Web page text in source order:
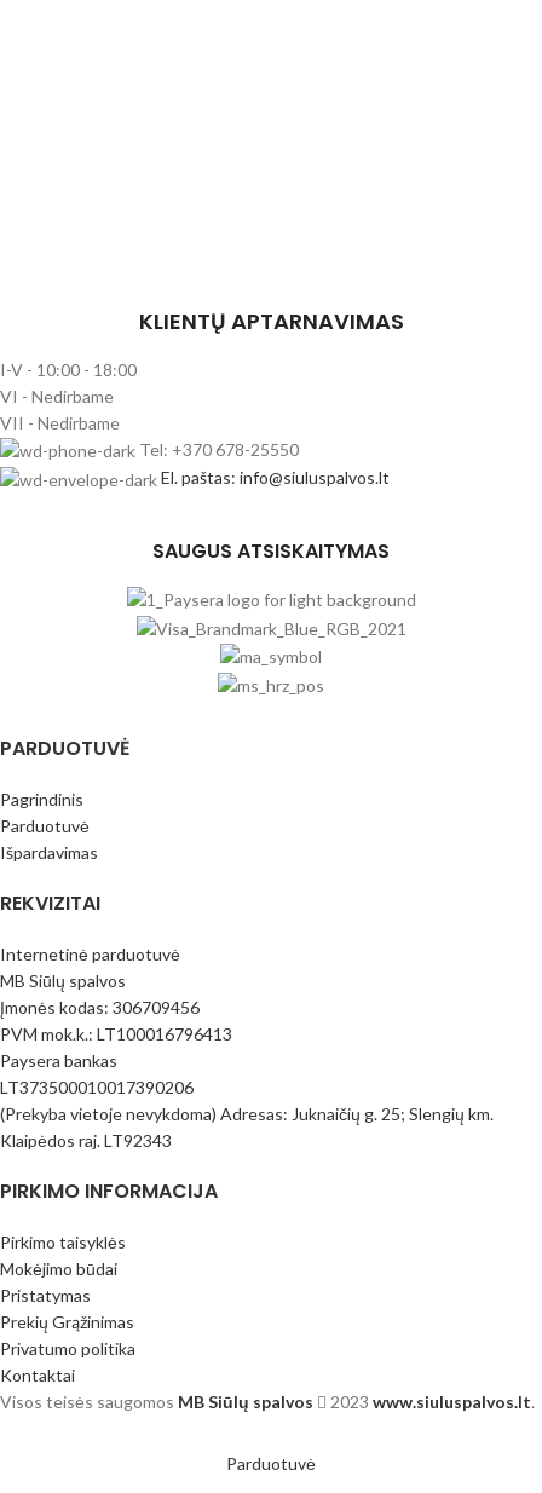
KLIENTŲ APTARNAVIMAS
I-V - 10:00 - 18:00
VI - Nedirbame
VII - Nedirbame
Tel: +370 678-25550
El. paštas: info@siuluspalvos.lt
SAUGUS ATSISKAITYMAS
PARDUOTUVĖ
Pagrindinis
Parduotuvė
Išpardavimas
REKVIZITAI
Internetinė parduotuvė
MB Siūlų spalvos
Įmonės kodas: 306709456
PVM mok.k.: LT100016796413
Paysera bankas
LT373500010017390206
(Prekyba vietoje nevykdoma) Adresas: Juknaičių g. 25; Slengių km.
Klaipėdos raj. LT92343
PIRKIMO INFORMACIJA
Pirkimo taisyklės
Mokėjimo būdai
Pristatymas
Prekių Grąžinimas
Privatumo politika
Kontaktai
Visos teisės saugomos MB Siūlų spalvos 2023 www.siuluspalvos.lt.
Parduotuvė